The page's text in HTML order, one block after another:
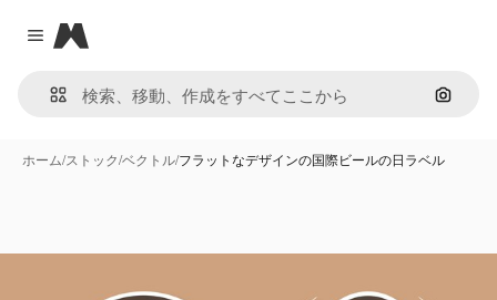
Close menu
Magnific
画像で
ホーム/ストック/ベクトル/フラットなデザインの国際ビールの日ラベル